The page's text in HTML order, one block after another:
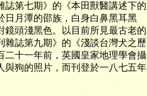
第七期》的《本田獸醫講述下的
日月潭的邵族，白身白鼻黑耳黑
鏡頭淺黑色。以目前所見最古老的
誌第九期》的《淺談台灣犬之歷
二十一年前，英國皇家地理學會攝
與狗的照片，而刊登於一八七五年